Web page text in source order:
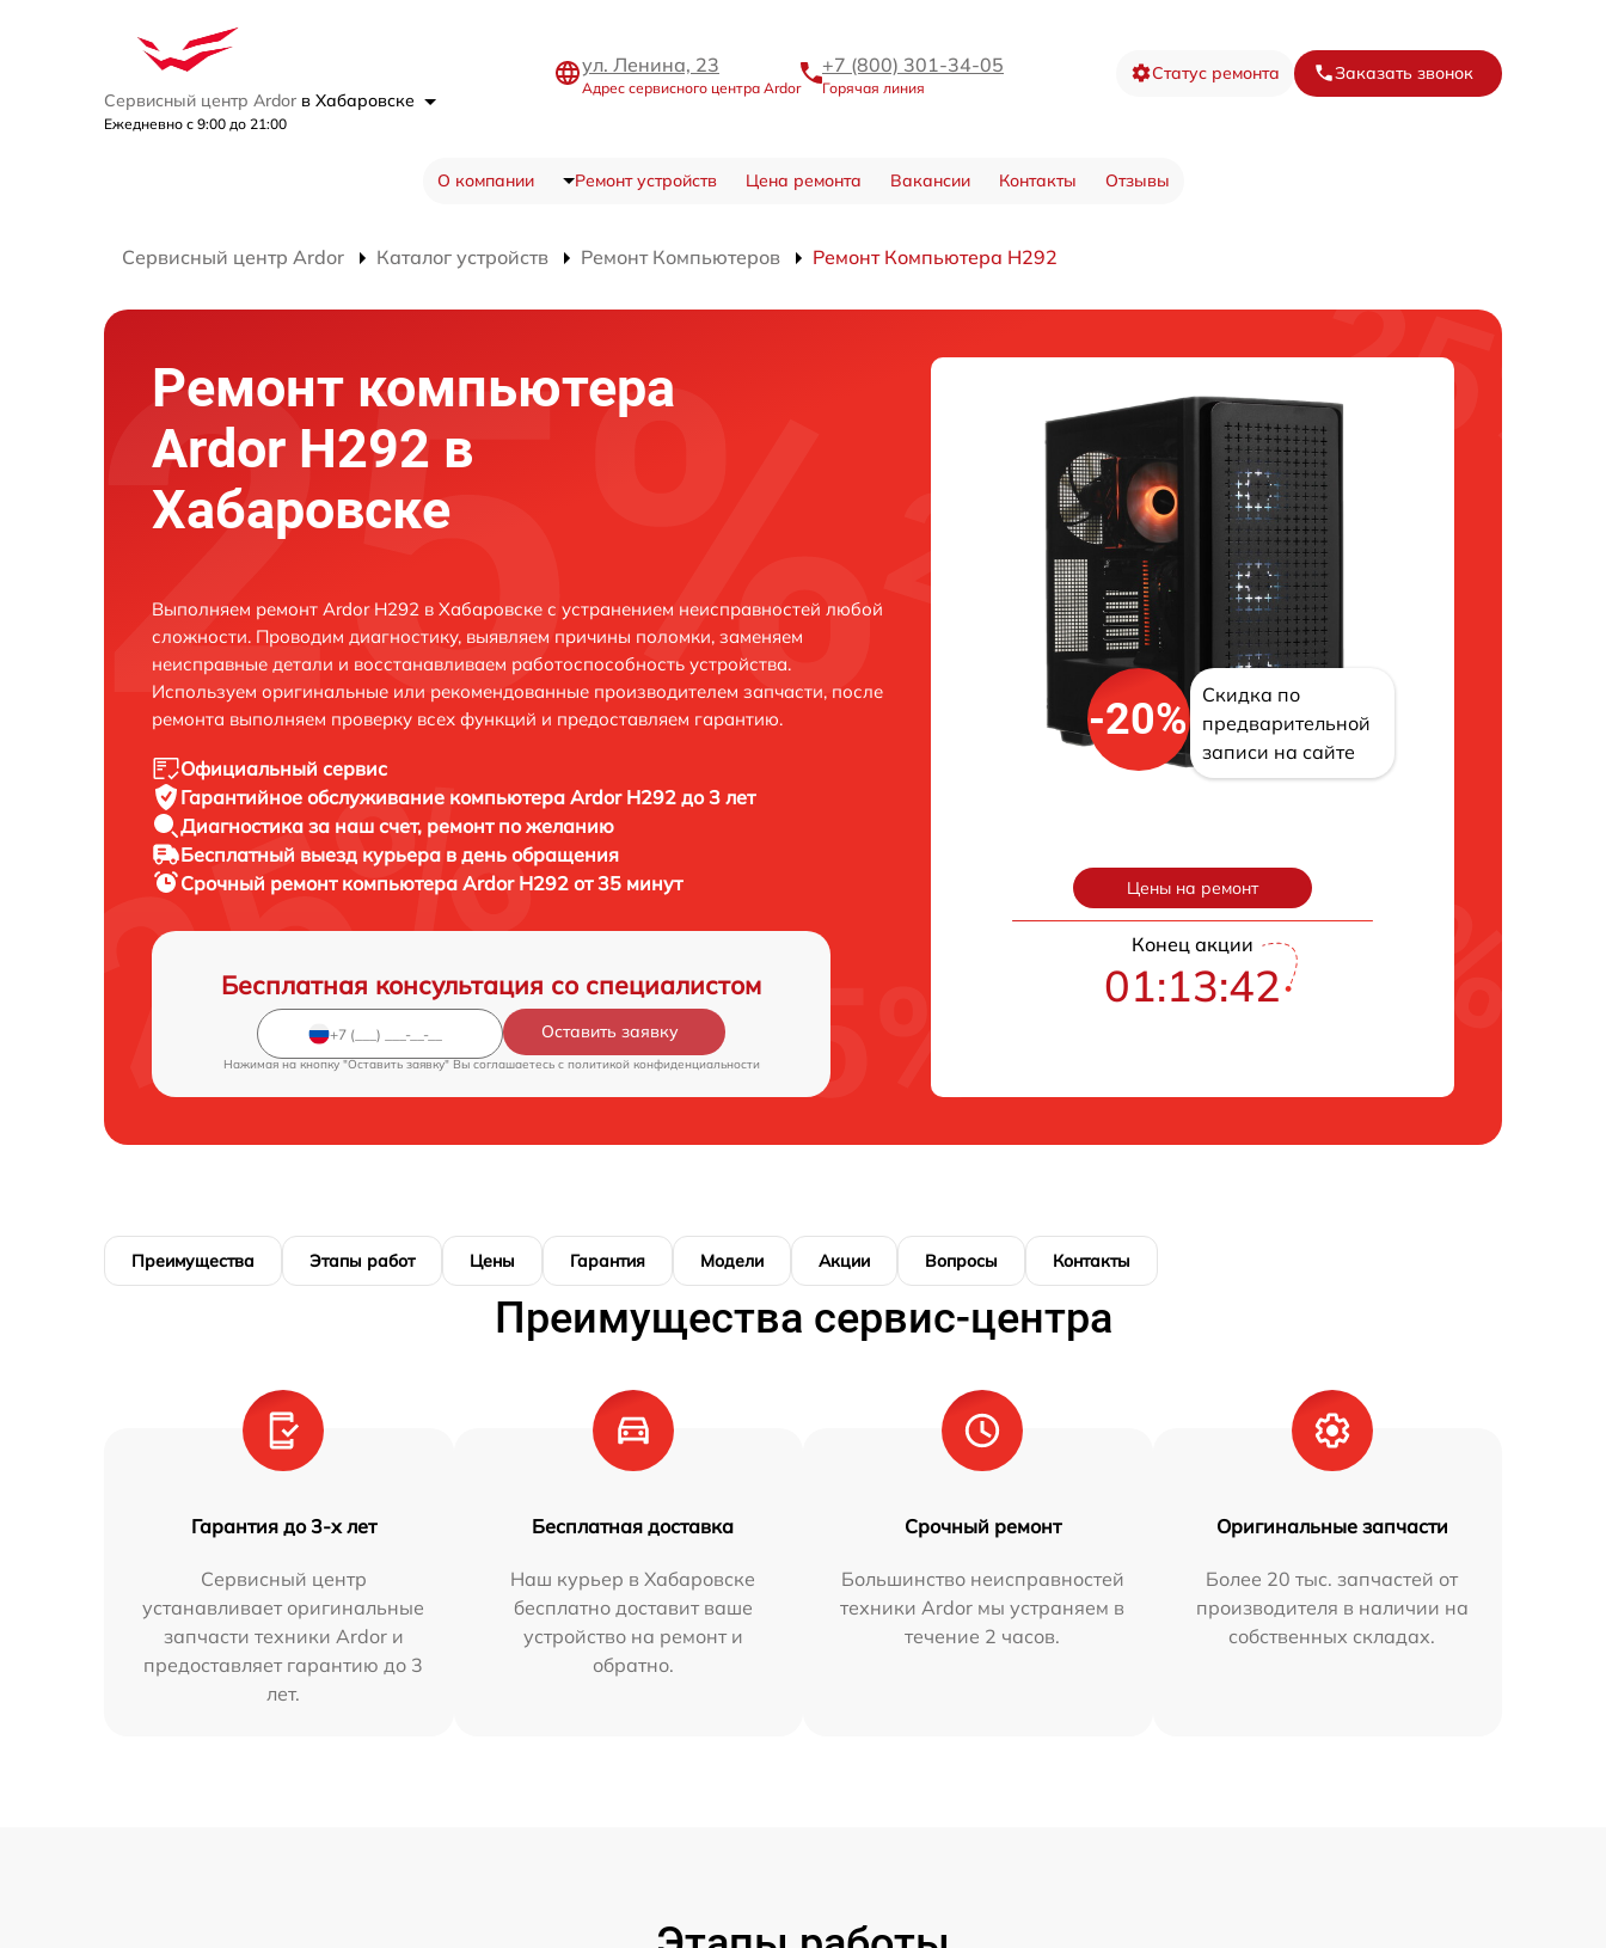
Сервисный центр Ardor в Хабаровске
Ежедневно с 9:00 до 21:00
ул. Ленина, 23
Адрес сервисного центра Ardor
+7 (800) 301-34-05
Горячая линия
Статус ремонта Заказать звонок
О компании Ремонт устройств Цена ремонта Вакансии Контакты Отзывы
Сервисный центр Ardor Каталог устройств Ремонт Компьютеров Ремонт Компьютера H292
Ремонт компьютера
Ardor H292 в
Хабаровске
Выполняем ремонт Ardor H292 в Хабаровске с устранением неисправностей любой
сложности. Проводим диагностику, выявляем причины поломки, заменяем
неисправные детали и восстанавливаем работоспособность устройства.
Используем оригинальные или рекомендованные производителем запчасти, после
ремонта выполняем проверку всех функций и предоставляем гарантию.
Официальный сервис
Гарантийное обслуживание компьютера Ardor H292 до 3 лет
Диагностика за наш счет, ремонт по желанию
Бесплатный выезд курьера в день обращения
Срочный ремонт компьютера Ardor H292 от 35 минут
Бесплатная консультация со специалистом
Оставить заявку
Нажимая на кнопку "Оставить заявку" Вы соглашаетесь c политикой конфиденциальности
-20%
Скидка по
предварительной
записи на сайте
Цены на ремонт
Конец акции
01:13:41
Преимущества Этапы работ Цены Гарантия Модели Акции Вопросы Контакты
Преимущества сервис-центра
Гарантия до 3-х лет
Сервисный центр
устанавливает оригинальные
запчасти техники Ardor и
предоставляет гарантию до 3
лет.
Бесплатная доставка
Наш курьер в Хабаровске
бесплатно доставит ваше
устройство на ремонт и
обратно.
Срочный ремонт
Большинство неисправностей
техники Ardor мы устраняем в
течение 2 часов.
Оригинальные запчасти
Более 20 тыс. запчастей от
производителя в наличии на
собственных складах.